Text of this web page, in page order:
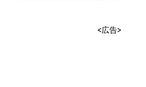
<広告>